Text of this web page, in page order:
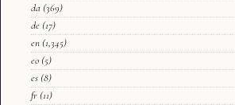
da (369)
de (17)
en (1,345)
eo (5)
es (8)
fr (11)